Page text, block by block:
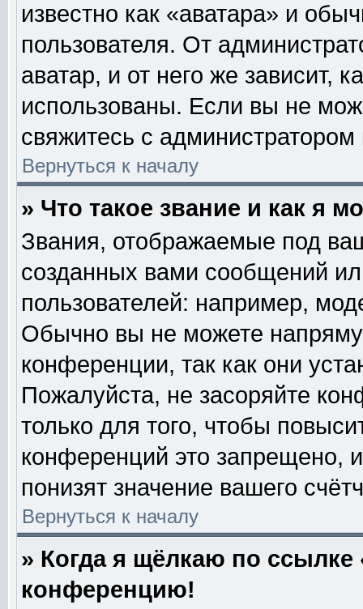
известно как «аватара» и
пользователя. От
аватар, и от него же зависит,
использованы. Если вы не
свяжитесь с
Вернуться к началу
» Что такое звание и как я
Звания, отображаемые под
созданных вами сообщений
пользователей: например,
Обычно вы не можете
конференции, так как они
Пожалуйста, не засоряйте
только для того, чтобы
конференций это запрещено,
понизят значение вашего
Вернуться к началу
» Когда я щёлкаю по ссылке
конференцию!